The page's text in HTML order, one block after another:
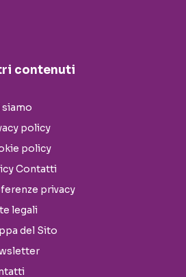
contenuti
siamo
policy
policy
Contatti
privacy
legali
del Sito